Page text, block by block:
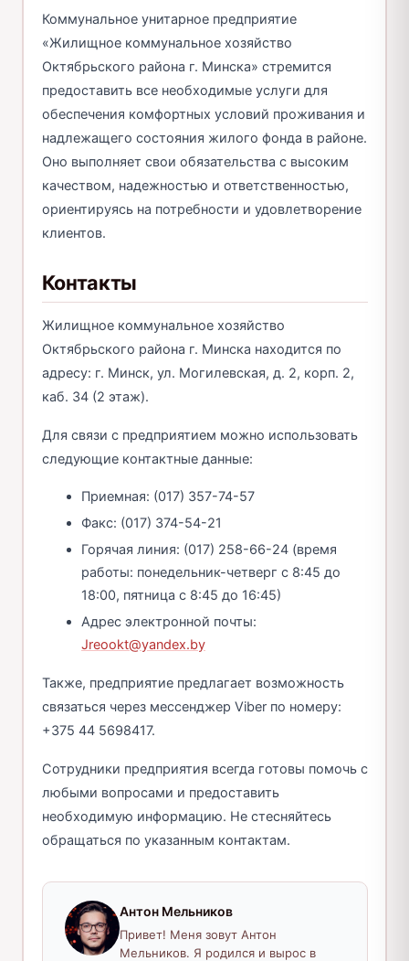
Коммунальное унитарное предприятие
«Жилищное коммунальное хозяйство
Октябрьского района г. Минска» стремится
предоставить все необходимые услуги для
обеспечения комфортных условий проживания и
надлежащего состояния жилого фонда в районе.
Оно выполняет свои обязательства с высоким
качеством, надежностью и ответственностью,
ориентируясь на потребности и удовлетворение
клиентов.
Контакты
Жилищное коммунальное хозяйство
Октябрьского района г. Минска находится по
адресу: г. Минск, ул. Могилевская, д. 2, корп. 2,
каб. 34 (2 этаж).
Для связи с предприятием можно использовать
следующие контактные данные:
Приемная: (017) 357-74-57
Факс: (017) 374-54-21
Горячая линия: (017) 258-66-24 (время
работы: понедельник-четверг с 8:45 до
18:00, пятница с 8:45 до 16:45)
Адрес электронной почты:
Jreookt@yandex.by
Также, предприятие предлагает возможность
связаться через мессенджер Viber по номеру:
+375 44 5698417.
Сотрудники предприятия всегда готовы помочь с
любыми вопросами и предоставить
необходимую информацию. Не стесняйтесь
обращаться по указанным контактам.
Антон Мельников
Привет! Меня зовут Антон
Мельников. Я родился и вырос в